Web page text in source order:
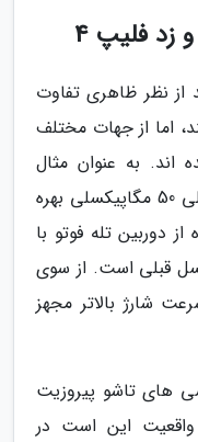
4 و زد فلیپ 4 شاید از نظر ظاهری تفاوت
اما از جهات مختلف
اند. به عنوان مثال
گلکسی زد فولد 4 حالا از دوربین اصلی 50 مگاپیکسلی بهره
دوربین تله فوتو با
نسل قبلی است. از سوی
و سرعت شارژ بالاتر مجهز
های تاشو پیروزیت
این است در